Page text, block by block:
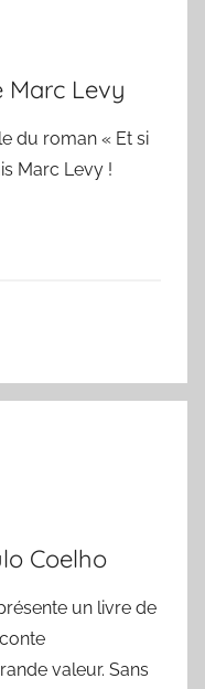
Marc Levy
du roman « Et si
Marc Levy !
Coelho
un livre de
valeur. Sans